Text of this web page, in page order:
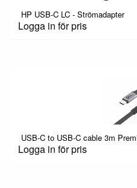
HP USB-C LC - Strömadapter
Logga in för pris
USB-C to USB-C cable 3m
Logga in för pris